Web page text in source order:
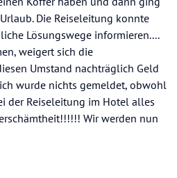
Die Reiseleitung konnte
Lösungswege informieren....
weigert sich die
Umstand nachträglich Geld
wurde nichts gemeldet, obwohl
der Reiseleitung im Hotel alles
Wir werden nun